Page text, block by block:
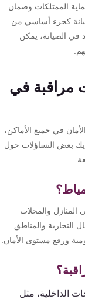
الممتلكات وضمان
كجزء أساسي من
الصيانة، يمكن
مراقبة في
في جميع الأماكن،
بعض التساؤلات حول
والمحلات
والمناطق
ورفع مستوى الأمان.
مثل